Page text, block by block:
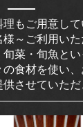
もご用意して
～ご利用いた
菜・旬魚と
食材を使い
させていただ